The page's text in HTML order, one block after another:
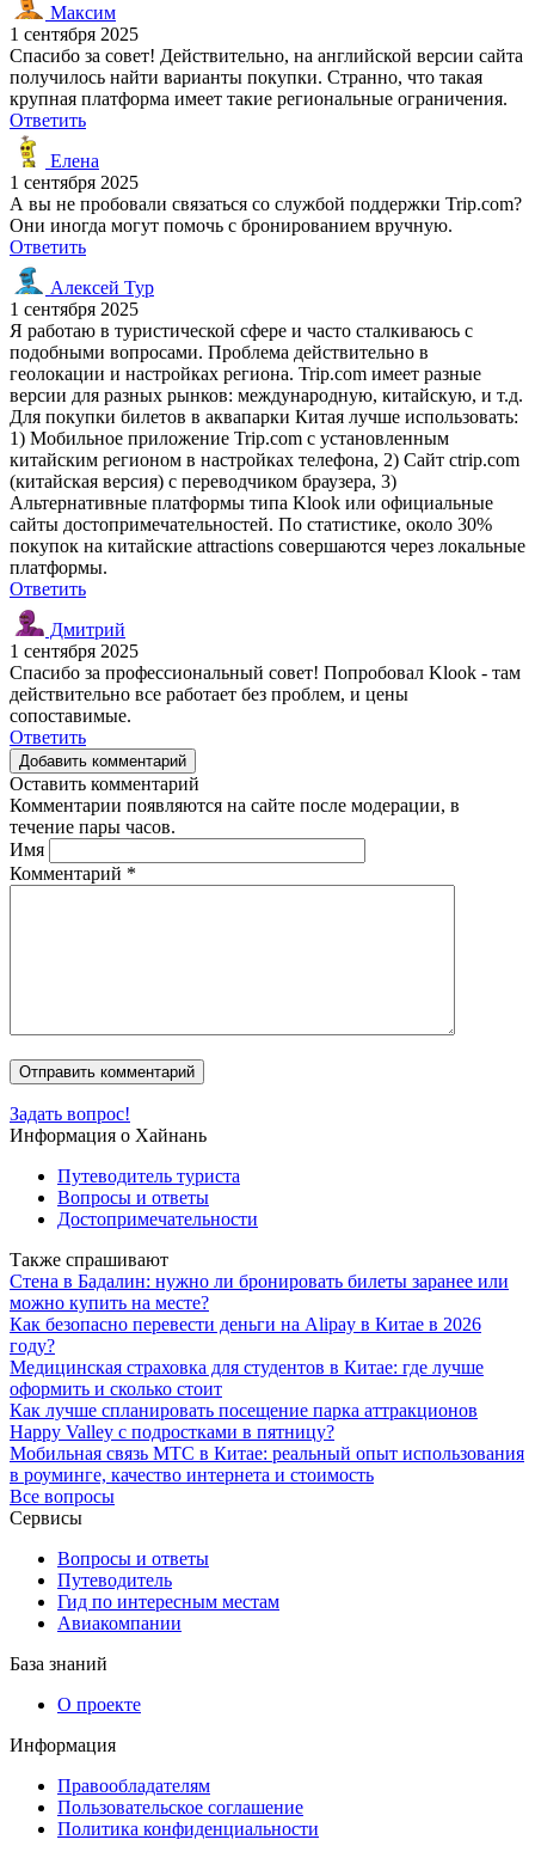
Максим
1 сентября 2025
Спасибо за совет! Действительно, на английской версии сайта
получилось найти варианты покупки. Странно, что такая
крупная платформа имеет такие региональные ограничения.
Ответить
Елена
1 сентября 2025
А вы не пробовали связаться со службой поддержки Trip.com?
Они иногда могут помочь с бронированием вручную.
Ответить
Алексей Тур
1 сентября 2025
Я работаю в туристической сфере и часто сталкиваюсь с
подобными вопросами. Проблема действительно в
геолокации и настройках региона. Trip.com имеет разные
версии для разных рынков: международную, китайскую, и т.д.
Для покупки билетов в аквапарки Китая лучше использовать:
1) Мобильное приложение Trip.com с установленным
китайским регионом в настройках телефона, 2) Сайт ctrip.com
(китайская версия) с переводчиком браузера, 3)
Альтернативные платформы типа Klook или официальные
сайты достопримечательностей. По статистике, около 30%
покупок на китайские attractions совершаются через локальные
платформы.
Ответить
Дмитрий
1 сентября 2025
Спасибо за профессиональный совет! Попробовал Klook - там
действительно все работает без проблем, и цены
сопоставимые.
Ответить
Добавить комментарий
Оставить комментарий
Комментарии появляются на сайте после модерации, в
течение пары часов.
Имя
Комментарий *
Задать вопрос!
Информация о Хайнань
Путеводитель туриста
Вопросы и ответы
Достопримечательности
Также спрашивают
Стена в Бадалин: нужно ли бронировать билеты заранее или
можно купить на месте?
Как безопасно перевести деньги на Alipay в Китае в 2026
году?
Медицинская страховка для студентов в Китае: где лучше
оформить и сколько стоит
Как лучше спланировать посещение парка аттракционов
Happy Valley с подростками в пятницу?
Мобильная связь МТС в Китае: реальный опыт использования
в роуминге, качество интернета и стоимость
Все вопросы
Сервисы
Вопросы и ответы
Путеводитель
Гид по интересным местам
Авиакомпании
База знаний
О проекте
Информация
Правообладателям
Пользовательское соглашение
Политика конфиденциальности